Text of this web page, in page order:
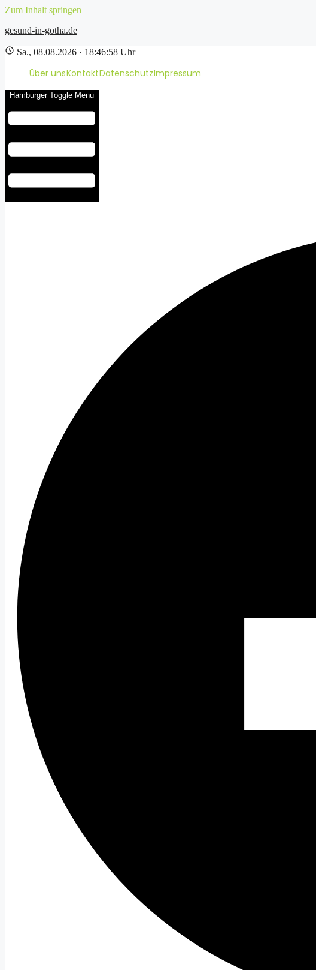
Zum Inhalt springen
gesund-in-gotha.de
Sa., 08.08.2026 · 18:46:59 Uhr
Über unsKontaktDatenschutzImpressum
Hamburger Toggle Menu